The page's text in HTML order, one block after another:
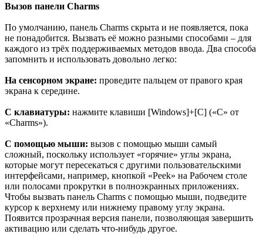
Вызов панели Charms
По умолчанию, панель Charms скрыта и не появляется, пока
не понадобится. Вызвать её можно разными способами – для
каждого из трёх поддерживаемых методов ввода. Два способа
запомнить и использовать довольно легко:
На сенсорном экране: проведите пальцем от правого края
экрана к середине.
С клавиатуры: нажмите клавиши [Windows]+[C] («C» от
«Charms»).
С помощью мыши: вызов с помощью мыши самый
сложный, поскольку использует «горячие» углы экрана,
которые могут пересекаться с другими пользовательскими
интерфейсами, например, кнопкой «Peek» на Рабочем столе
или полосами прокрутки в полноэкранных приложениях.
Чтобы вызвать панель Charms с помощью мыши, подведите
курсор к верхнему или нижнему правому углу экрана.
Появится прозрачная версия панели, позволяющая завершить
активацию или сделать что-нибудь другое.